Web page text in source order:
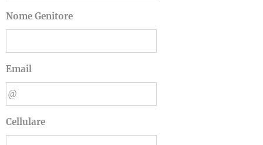
Nome Genitore
Email
Cellulare